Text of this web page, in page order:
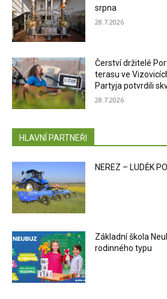
srpna
28.7.2026
Čerství držitelé
terasu ve
Partyja potvrdili
28.7.2026
HLAVNÍ PARTNEŘI
NEREZ – LUDĚK
Základní škola
rodinného typu